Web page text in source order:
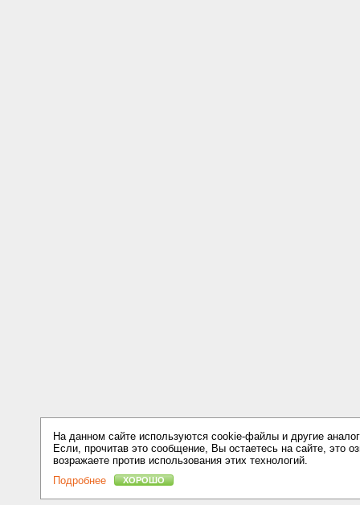
На данном сайте используются cookie-файлы и другие
Если, прочитав это сообщение, Вы остаетесь на сайте, это
возражаете против использования этих технологий.
Подробнее
ХОРОШО